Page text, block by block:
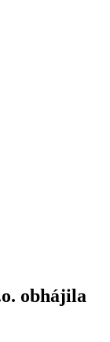
obhájila